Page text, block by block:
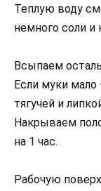
Теплую воду
немного соли
Всыпаем
Если муки
тягучей и
Накрываем
на 1 час.
Рабочую